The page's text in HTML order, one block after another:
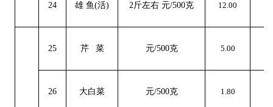
24 雄 鱼(活) 2斤左右 元/500克 12.00
25 芹 菜 元/500克 5.00
26 大白菜 元/500克 1.80